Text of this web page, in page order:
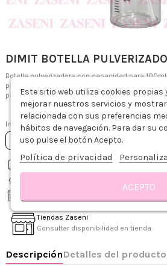
DIMIT BOTELLA
Botella pulverizadora con capacidad para
precisión, higiene y comodidad en cada
productos líquidos de forma controlada.
0,99 €
Impuestos incluidos
Envío gratis desde 75€
Tiendas Zaseni
Consultar disponibilidad en tienda
Descripción
Este sitio web utiliza cookies propias
mejorar nuestros servicios y
relacionada con sus preferencias
hábitos de navegación. Para dar su
uso pulse el botón Acepto.
Política de privacidad
ACEPTO